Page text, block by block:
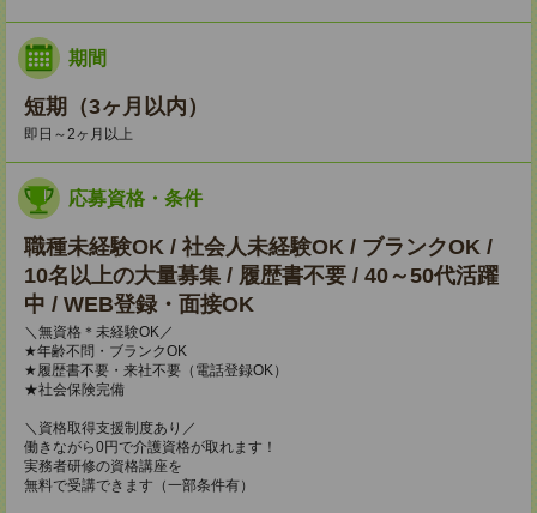
期間
短期（3ヶ月以内）
即日～2ヶ月以上
応募資格・条件
職種未経験OK / 社会人未経験OK / ブランクOK /
10名以上の大量募集 / 履歴書不要 / 40～50代活躍
中 / WEB登録・面接OK
＼無資格＊未経験OK／
★年齢不問・ブランクOK
★履歴書不要・来社不要（電話登録OK）
★社会保険完備
＼資格取得支援制度あり／
働きながら0円で介護資格が取れます！
実務者研修の資格講座を
無料で受講できます（一部条件有）